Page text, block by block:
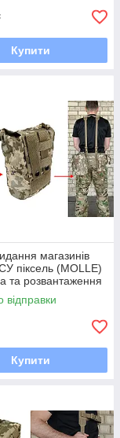
Купити
магазинів
піксель (MOLLE)
та розвантаження
відправки
Купити